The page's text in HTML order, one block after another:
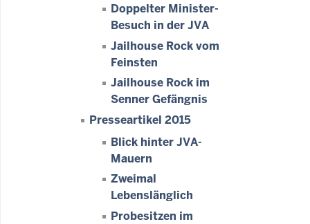
Doppelter Minister-
Besuch in der JVA
Jailhouse Rock vom
Feinsten
Jailhouse Rock im
Senner Gefängnis
Presseartikel 2015
Blick hinter JVA-
Mauern
Zweimal
Lebenslänglich
Probesitzen im